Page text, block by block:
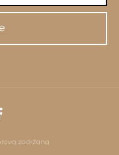
zadržana